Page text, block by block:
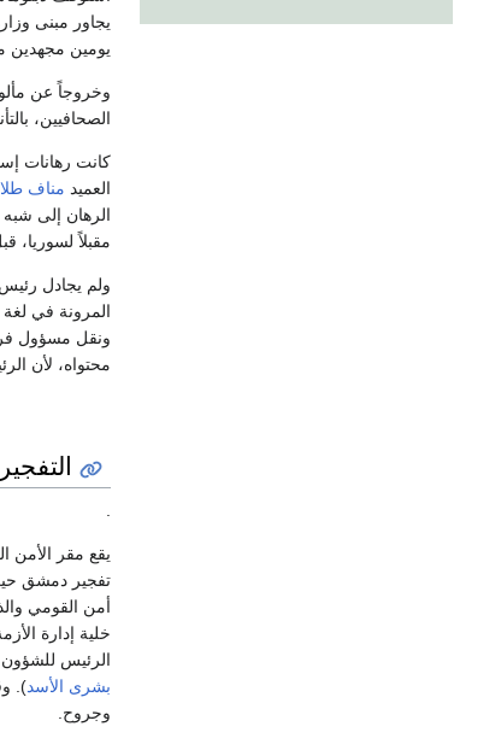
يجاور مبنى
يومين مجهدين
وخروجاً عن
الصحافيين،
كانت رهانات
العميد مناف
الرهان إلى
مقبلاً لسوريا،
ولم يجادل رئيس
المرونة في لغة
ونقل مسؤول
محتواه، لأن
التفجير
يقع مقر
تفجير دمشق
أمن القومي
خلية إدارة
الرئيس للشؤون
بشرى الأسد).
وجروح.